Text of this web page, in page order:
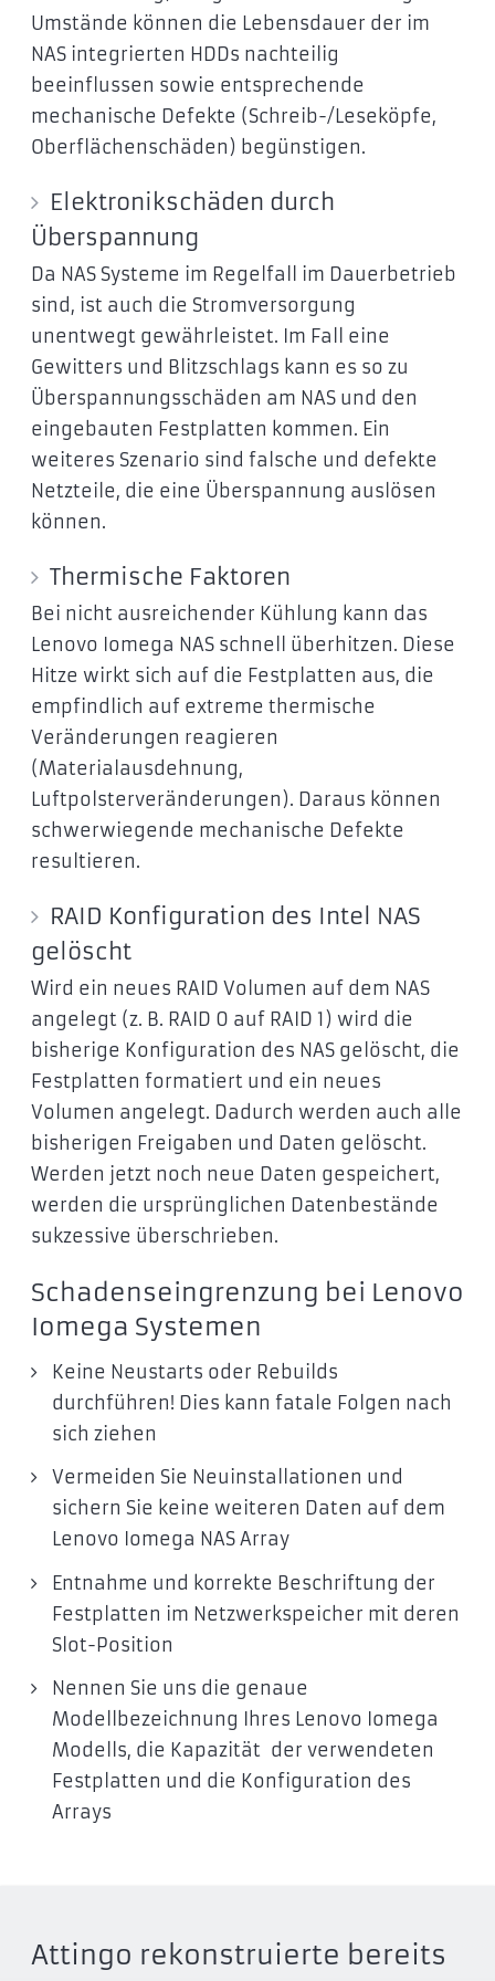
Umstände können die Lebensdauer der im
NAS integrierten HDDs nachteilig
beeinflussen sowie entsprechende
mechanische Defekte (Schreib-/Leseköpfe,
Oberflächenschäden) begünstigen.
Elektronikschäden durch
Überspannung
Da NAS Systeme im Regelfall im Dauerbetrieb
sind, ist auch die Stromversorgung
unentwegt gewährleistet. Im Fall eine
Gewitters und Blitzschlags kann es so zu
Überspannungsschäden am NAS und den
eingebauten Festplatten kommen. Ein
weiteres Szenario sind falsche und defekte
Netzteile, die eine Überspannung auslösen
können.
Thermische Faktoren
Bei nicht ausreichender Kühlung kann das
Lenovo Iomega NAS schnell überhitzen. Diese
Hitze wirkt sich auf die Festplatten aus, die
empfindlich auf extreme thermische
Veränderungen reagieren
(Materialausdehnung,
Luftpolsterveränderungen). Daraus können
schwerwiegende mechanische Defekte
resultieren.
RAID Konfiguration des Intel NAS
gelöscht
Wird ein neues RAID Volumen auf dem NAS
angelegt (z. B. RAID 0 auf RAID 1) wird die
bisherige Konfiguration des NAS gelöscht, die
Festplatten formatiert und ein neues
Volumen angelegt. Dadurch werden auch alle
bisherigen Freigaben und Daten gelöscht.
Werden jetzt noch neue Daten gespeichert,
werden die ursprünglichen Datenbestände
sukzessive überschrieben.
Schadenseingrenzung bei Lenovo
Iomega Systemen
Keine Neustarts oder Rebuilds
durchführen! Dies kann fatale Folgen nach
sich ziehen
Vermeiden Sie Neuinstallationen und
sichern Sie keine weiteren Daten auf dem
Lenovo Iomega NAS Array
Entnahme und korrekte Beschriftung der
Festplatten im Netzwerkspeicher mit deren
Slot-Position
Nennen Sie uns die genaue
Modellbezeichnung Ihres Lenovo Iomega
Modells, die Kapazität der verwendeten
Festplatten und die Konfiguration des
Arrays
Attingo rekonstruierte bereits